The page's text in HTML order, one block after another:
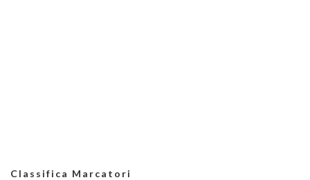
Classifica Marcatori